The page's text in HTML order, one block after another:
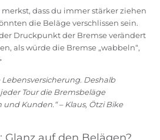
dass du immer stärker ziehen
die Beläge verschlissen sein.
Druckpunkt der Bremse verändert
als würde die Bremse „wabbeln“,
Lebensversicherung. Deshalb
Tour die Bremsbeläge
Kunden.“ – Klaus, Ötzi Bike